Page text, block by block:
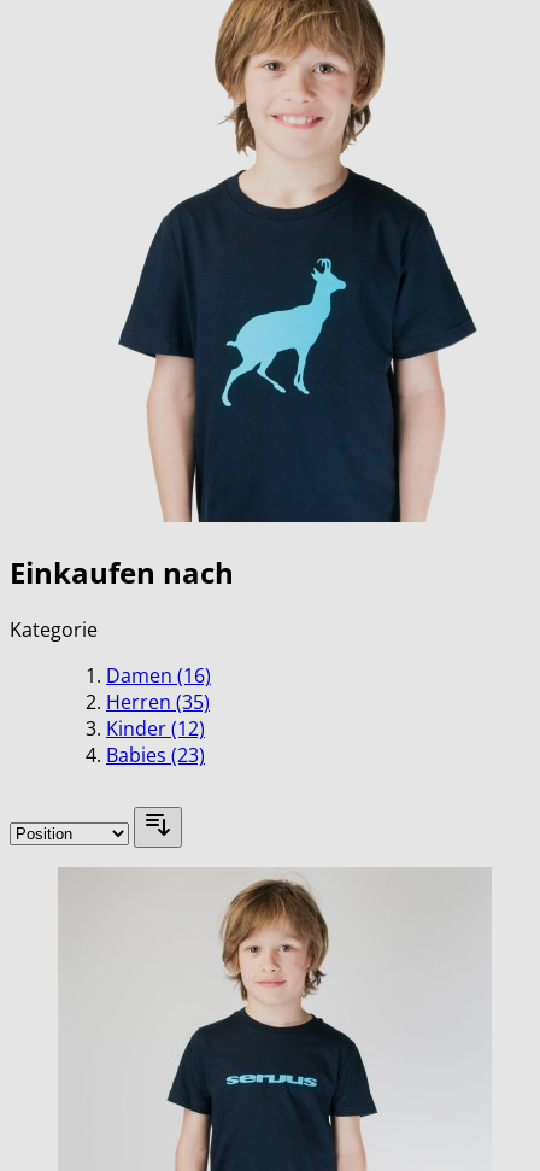
Einkaufen nach
Kategorie
Damen (16)
Herren (35)
Kinder(12)
Babies (23)